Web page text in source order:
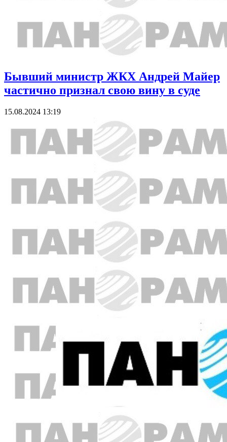
Бывший министр ЖКХ Андрей Майер
частично признал свою вину в суде
15.08.2024 13:19